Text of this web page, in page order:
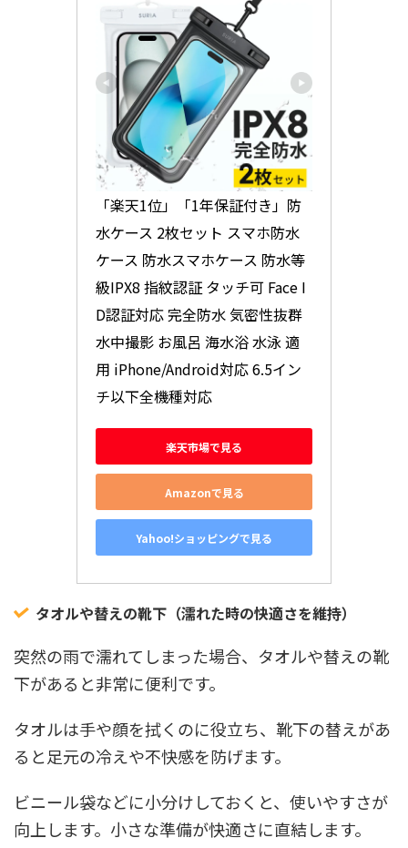
「楽天1位」「1年保証付き」防
水ケース 2枚セット スマホ防水
ケース 防水スマホケース 防水等
級IPX8 指紋認証 タッチ可 Face I
D認証対応 完全防水 気密性抜群
水中撮影 お風呂 海水浴 水泳 適
用 iPhone/Android対応 6.5イン
チ以下全機種対応
楽天市場で見る
Amazonで見る
Yahoo!ショッピングで見る
タオルや替えの靴下（濡れた時の快適さを維持）
突然の雨で濡れてしまった場合、タオルや替えの靴
下があると非常に便利です。
タオルは手や顔を拭くのに役立ち、靴下の替えがあ
ると足元の冷えや不快感を防げます。
ビニール袋などに小分けしておくと、使いやすさが
向上します。小さな準備が快適さに直結します。